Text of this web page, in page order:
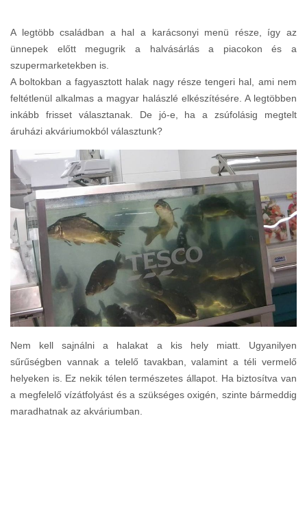
A legtöbb családban a hal a karácsonyi menü része, így az
ünnepek előtt megugrik a halvásárlás a piacokon és a
szupermarketekben is.
A boltokban a fagyasztott halak nagy része tengeri hal, ami nem
feltétlenül alkalmas a magyar halászlé elkészítésére. A legtöbben
inkább frisset választanak. De jó-e, ha a zsúfolásig megtelt
áruházi akváriumokból választunk?
Nem kell sajnálni a halakat a kis hely miatt. Ugyanilyen
sűrűségben vannak a telelő tavakban, valamint a téli vermelő
helyeken is. Ez nekik télen természetes állapot. Ha biztosítva van
a megfelelő vízátfolyást és a szükséges oxigén, szinte bármeddig
maradhatnak az akváriumban.